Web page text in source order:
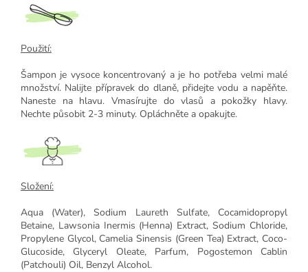
Použití:
Šampon je vysoce koncentrovaný a je ho potřeba velmi malé
množství. Nalijte přípravek do dlaně, přidejte vodu a napěňte.
Naneste na hlavu. Vmasírujte do vlasů a pokožky hlavy.
Nechte působit 2-3 minuty. Opláchněte a opakujte.
Složení:
Aqua (Water), Sodium Laureth Sulfate, Cocamidopropyl
Betaine, Lawsonia Inermis (Henna) Extract, Sodium Chloride,
Propylene Glycol, Camelia Sinensis (Green Tea) Extract, Coco-
Glucoside, Glyceryl Oleate, Parfum, Pogostemon Cablin
(Patchouli) Oil, Benzyl Alcohol.